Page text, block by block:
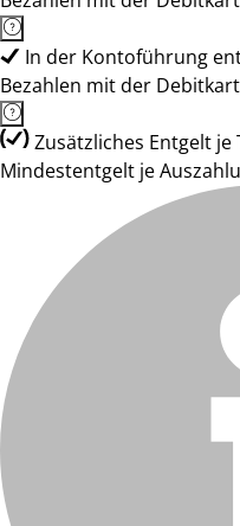
In der Kontoführung
Bezahlen mit der
Zusätzliches Entgelt je
Mindestentgelt je